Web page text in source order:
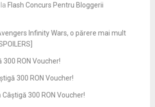
la Flash Concurs Pentru Bloggerii
Infinity Wars, o părere mai mult
300 RON Voucher!
300 RON Voucher!
Câștigă 300 RON Voucher!